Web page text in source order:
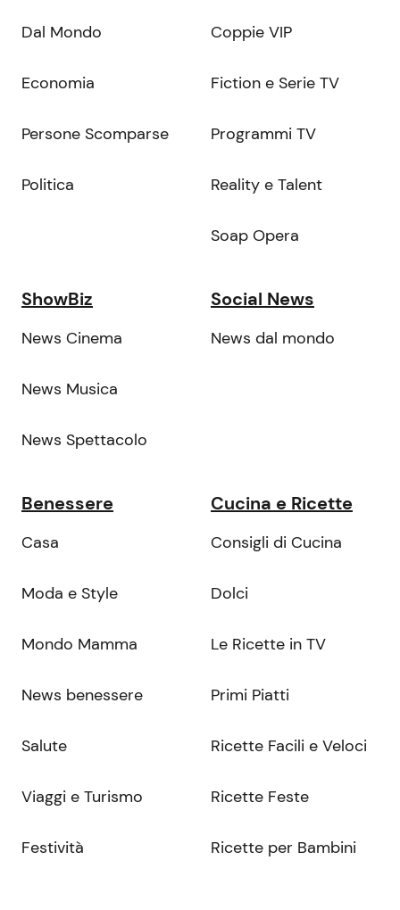
Dal Mondo
Economia
Persone Scomparse
Politica
Coppie VIP
Fiction e Serie TV
Programmi TV
Reality e Talent
Soap Opera
ShowBiz
News Cinema
News Musica
News Spettacolo
Social News
News dal mondo
Benessere
Casa
Moda e Style
Mondo Mamma
News benessere
Salute
Viaggi e Turismo
Festività
Cucina e Ricette
Consigli di Cucina
Dolci
Le Ricette in TV
Primi Piatti
Ricette Facili e Veloci
Ricette Feste
Ricette per Bambini